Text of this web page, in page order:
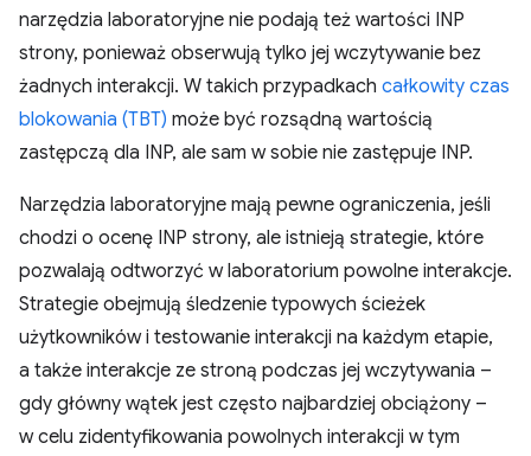
narzędzia laboratoryjne nie podają też wartości INP
strony, ponieważ obserwują tylko jej wczytywanie bez
żadnych interakcji. W takich przypadkach całkowity czas
blokowania (TBT) może być rozsądną wartością
zastępczą dla INP, ale sam w sobie nie zastępuje INP.
Narzędzia laboratoryjne mają pewne ograniczenia, jeśli
chodzi o ocenę INP strony, ale istnieją strategie, które
pozwalają odtworzyć w laboratorium powolne interakcje.
Strategie obejmują śledzenie typowych ścieżek
użytkowników i testowanie interakcji na każdym etapie,
a także interakcje ze stroną podczas jej wczytywania –
gdy główny wątek jest często najbardziej obciążony –
w celu zidentyfikowania powolnych interakcji w tym